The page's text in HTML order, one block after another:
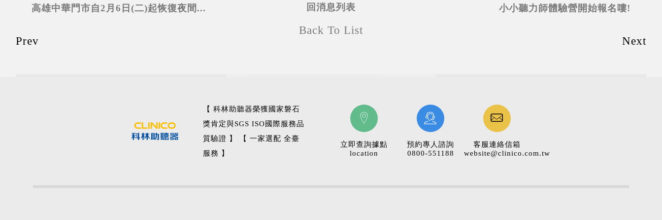
高雄中華門市自2月6日(二)起恢復夜間...
Prev
回消息列表
Back To List
小小聽力師體驗營開始報名嘍!
Next
【 科林助聽器榮獲國家磐石
獎肯定與SGS ISO國際服務品
質驗證 】 【 一家選配 全臺
服務 】
立即查詢據點
location
預約專人諮詢
0800-551188
客服連絡信箱
website@clinico.com.tw